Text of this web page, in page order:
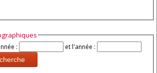
: et l'année :